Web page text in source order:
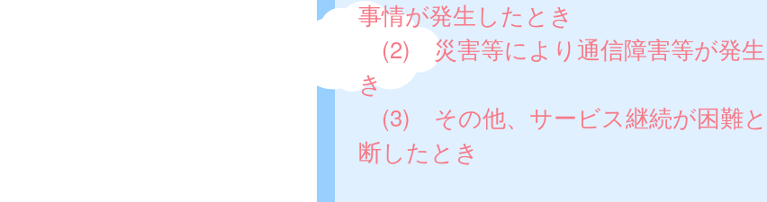
事情が発生したとき
(2) 災害等により通信障害等が発生
き
(3) その他、サービス継続が困難
断したとき